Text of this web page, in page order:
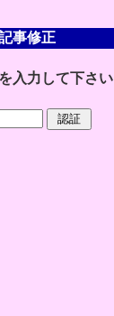
事修正
入力して下さい